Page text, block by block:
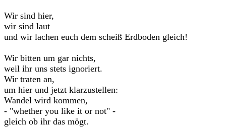
Wir sind hier,
wir sind laut
und wir lachen euch dem scheiß Erdboden gleich!
Wir bitten um gar nichts,
weil ihr uns stets ignoriert.
Wir traten an,
um hier und jetzt klarzustellen:
Wandel wird kommen,
- "whether you like it or not" -
gleich ob ihr das mögt.